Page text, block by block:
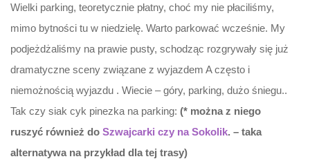
Wielki parking, teoretycznie płatny, choć my nie płaciliśmy,
mimo bytności tu w niedzielę. Warto parkować wcześnie. My
podjeżdżaliśmy na prawie pusty, schodząc rozgrywały się już
dramatyczne sceny związane z wyjazdem A często i
niemożnością wyjazdu . Wiecie – góry, parking, dużo śniegu..
Tak czy siak cyk pinezka na parking: (* można z niego
ruszyć również do Szwajcarki czy na Sokolik. – taka
alternatywa na przykład dla tej trasy)